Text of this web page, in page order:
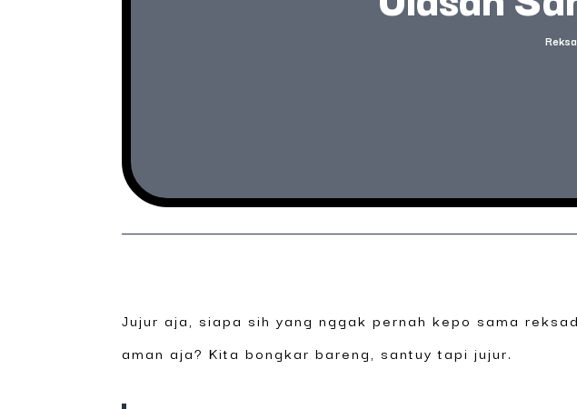
Jujur aja, siapa sih yang nggak pernah kepo sama
aman aja? Kita bongkar bareng, santuy tapi jujur.